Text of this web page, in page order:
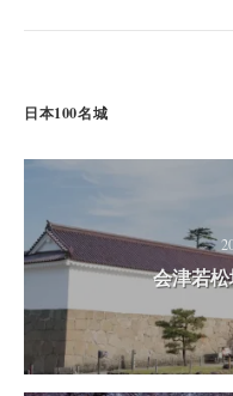
日本100名城
会津若